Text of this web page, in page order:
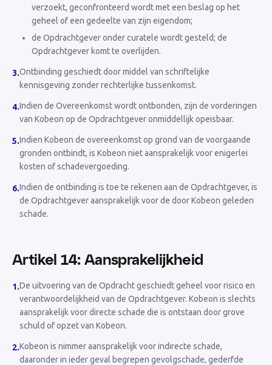
verzoekt, geconfronteerd wordt met een beslag op het
geheel of een gedeelte van zijn eigendom;
de Opdrachtgever onder curatele wordt gesteld; de
Opdrachtgever komt te overlijden.
3.Ontbinding geschiedt door middel van schriftelijke
kennisgeving zonder rechterlijke tussenkomst.
4.Indien de Overeenkomst wordt ontbonden, zijn de vorderingen
van Kobeon op de Opdrachtgever onmiddellijk opeisbaar.
5.Indien Kobeon de overeenkomst op grond van de voorgaande
gronden ontbindt, is Kobeon niet aansprakelijk voor enigerlei
kosten of schadevergoeding.
6.Indien de ontbinding is toe te rekenen aan de Opdrachtgever, is
de Opdrachtgever aansprakelijk voor de door Kobeon geleden
schade.
Artikel 14: Aansprakelijkheid
1.De uitvoering van de Opdracht geschiedt geheel voor risico en
verantwoordelijkheid van de Opdrachtgever. Kobeon is slechts
aansprakelijk voor directe schade die is ontstaan door grove
schuld of opzet van Kobeon.
2.Kobeon is nimmer aansprakelijk voor indirecte schade,
daaronder in ieder geval begrepen gevolgschade, gederfde